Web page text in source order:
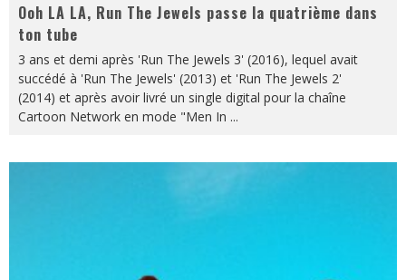
Ooh LA LA, Run The Jewels passe la quatrième dans
ton tube
3 ans et demi après 'Run The Jewels 3' (2016), lequel avait
succédé à 'Run The Jewels' (2013) et 'Run The Jewels 2'
(2014) et après avoir livré un single digital pour la chaîne
Cartoon Network en mode "Men In ...